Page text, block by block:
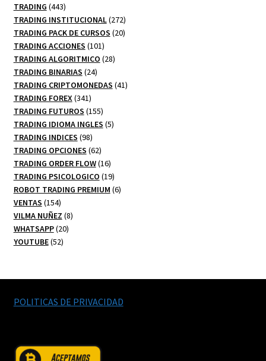
productos
TRADING 443443
productos
TRADING INSTITUCIONAL 272272
productos
TRADING PACK DE CURSOS 2020
TRADING ACCIONES 101101
productos
TRADING ALGORITMICO 2828
TRADING BINARIAS 2424
productos
TRADING CRIPTOMONEDAS 4141
TRADING FOREX 341341
productos
TRADING FUTUROS 155155
productos
TRADING IDIOMA INGLES 55
TRADING INDICES 9898
productos
TRADING OPCIONES 6262
productos
TRADING ORDER FLOW 1616
productos
TRADING PSICOLOGICO 1919
productos
ROBOT TRADING PREMIUM 66
VENTAS 154154
productos
VILMA NUÑEZ 88
WHATSAPP 2020
YOUTUBE 5252
POLITICAS DE PRIVACIDAD